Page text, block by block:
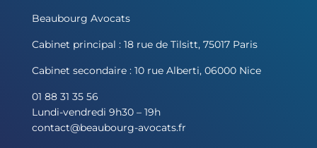
Beaubourg Avocats
Cabinet principal : 18 rue de Tilsitt, 75017 Paris
Cabinet secondaire : 10 rue Alberti, 06000 Nice
01 88 31 35 56
Lundi-vendredi 9h30 – 19h
contact@beaubourg-avocats.fr